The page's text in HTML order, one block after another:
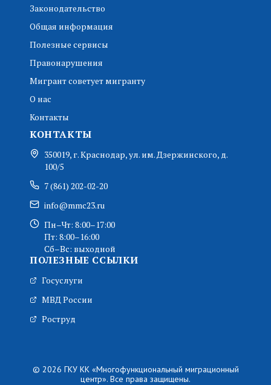
Законодательство
Общая информация
Полезные сервисы
Правонарушения
Мигрант советует мигранту
О нас
Контакты
КОНТАКТЫ
350019, г. Краснодар, ул. им. Дзержинского, д.
100/5
7 (861) 202-02-20
info@mmc23.ru
Пн–Чт: 8:00–17:00
Пт: 8:00–16:00
Сб–Вс: выходной
ПОЛЕЗНЫЕ ССЫЛКИ
Госуслуги
МВД России
Роструд
© 2026 ГКУ КК «Многофункциональный миграционный
центр». Все права защищены.